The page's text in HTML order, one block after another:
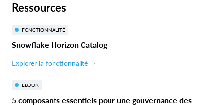
Ressources
FONCTIONNALITÉ
Snowflake Horizon Catalog
Explorer la fonctionnalité
EBOOK
5 composants essentiels pour une gouvernance des